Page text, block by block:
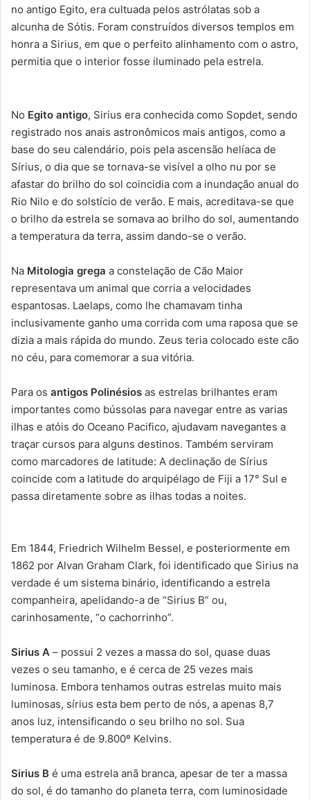
no antigo Egito, era cultuada pelos astrólatas sob a
alcunha de Sótis. Foram construídos diversos templos em
honra a Sirius, em que o perfeito alinhamento com o astro,
permitia que o interior fosse iluminado pela estrela.
No Egito antigo, Sirius era conhecida como Sopdet, sendo
registrado nos anais astronômicos mais antigos, como a
base do seu calendário, pois pela ascensão helíaca de
Sírius, o dia que se tornava-se visível a olho nu por se
afastar do brilho do sol coincidia com a inundação anual do
Rio Nilo e do solstício de verão. E mais, acreditava-se que
o brilho da estrela se somava ao brilho do sol, aumentando
a temperatura da terra, assim dando-se o verão.
Na Mitologia grega a constelação de Cão Maior
representava um animal que corria a velocidades
espantosas. Laelaps, como lhe chamavam tinha
inclusivamente ganho uma corrida com uma raposa que se
dizia a mais rápida do mundo. Zeus teria colocado este cão
no céu, para comemorar a sua vitória.
Para os antigos Polinésios as estrelas brilhantes eram
importantes como bússolas para navegar entre as varias
ilhas e atóis do Oceano Pacifico, ajudavam navegantes a
traçar cursos para alguns destinos. Também serviram
como marcadores de latitude: A declinação de Sírius
coincide com a latitude do arquipélago de Fiji a 17° Sul e
passa diretamente sobre as ilhas todas a noites.
Em 1844, Friedrich Wilhelm Bessel, e posteriormente em
1862 por Alvan Graham Clark, foi identificado que Sirius na
verdade é um sistema binário, identificando a estrela
companheira, apelidando-a de “Sirius B” ou,
carinhosamente, “o cachorrinho”.
Sirius A – possui 2 vezes a massa do sol, quase duas
vezes o seu tamanho, e é cerca de 25 vezes mais
luminosa. Embora tenhamos outras estrelas muito mais
luminosas, sírius esta bem perto de nós, a apenas 8,7
anos luz, intensificando o seu brilho no sol. Sua
temperatura é de 9.800º Kelvins.
Sirius B é uma estrela anã branca, apesar de ter a massa
do sol, é do tamanho do planeta terra, com luminosidade